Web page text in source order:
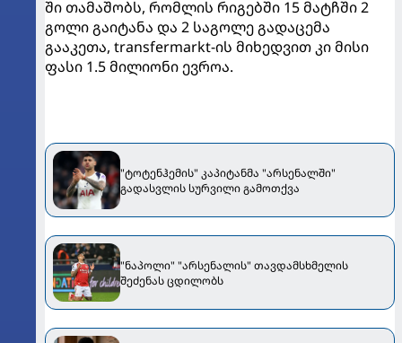
ში თამაშობს, რომლის რიგებში 15 მატჩში 2
გოლი გაიტანა და 2 საგოლე გადაცემა
გააკეთა, transfermarkt-ის მიხედვით კი მისი
ფასი 1.5 მილიონი ევროა.
"ტოტენჰემის" კაპიტანმა "არსენალში"
გადასვლის სურვილი გამოთქვა
"ნაპოლი" "არსენალის" თავდამსხმელის
შეძენას ცდილობს